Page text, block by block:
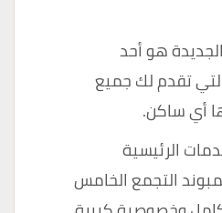
هو أحد
تقدم لك جميع
أي ساكن.
الرئيسية
التجمع الخامس